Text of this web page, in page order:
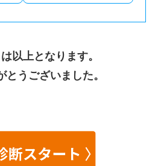
以上となります。
とうございました。